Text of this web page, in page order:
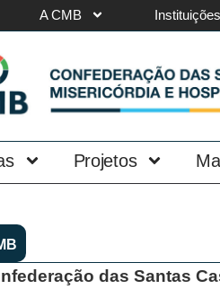
A CMB Instituições
Projetos
das Santas